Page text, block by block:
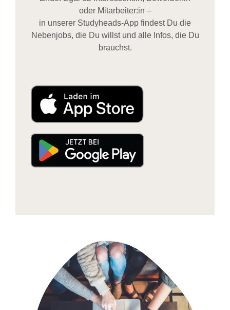
oder Mitarbeiter:in –
in unserer Studyheads-App findest Du die
Nebenjobs, die Du willst und alle Infos, die Du
brauchst.